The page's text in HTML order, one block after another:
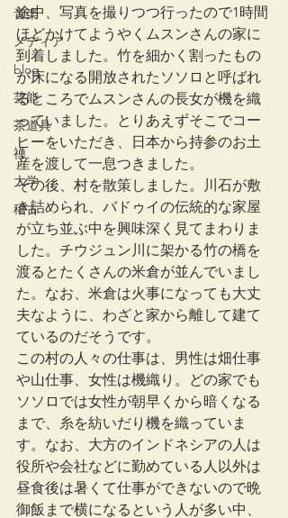
音楽
メディア
blog
芸能
茶道具
禅
大学
稽古
途中、写真を撮りつつ行ったので1時間
ほどかけてようやくムスンさんの家に
到着しました。竹を細かく割ったもの
が床になる開放されたソソロと呼ばれ
るところでムスンさんの長女が機を織
っていました。とりあえずそこでコー
ヒーをいただき、日本から持参のお土
産を渡して一息つきました。
その後、村を散策しました。川石が敷
き詰められ、バドゥイの伝統的な家屋
が立ち並ぶ中を興味深く見てまわりま
した。チウジュン川に架かる竹の橋を
渡るとたくさんの米倉が並んでいまし
た。なお、米倉は火事になっても大丈
夫なように、わざと家から離して建て
ているのだそうです。
この村の人々の仕事は、男性は畑仕事
や山仕事、女性は機織り。どの家でも
ソソロでは女性が朝早くから暗くなる
まで、糸を紡いだり機を織っていま
す。なお、大方のインドネシアの人は
役所や会社などに勤めている人以外は
昼食後は暑くて仕事ができないので晩
御飯まで横になるという人が多い中、